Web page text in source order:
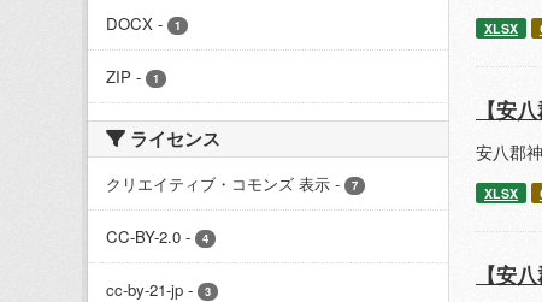
DOCX - 1
ZIP - 1
ライセンス
クリエイティブ・コモンズ 表示 - 7
CC-BY-2.0 - 4
cc-by-21-jp - 3
XLSX
【安
安八郡
XLSX
【安